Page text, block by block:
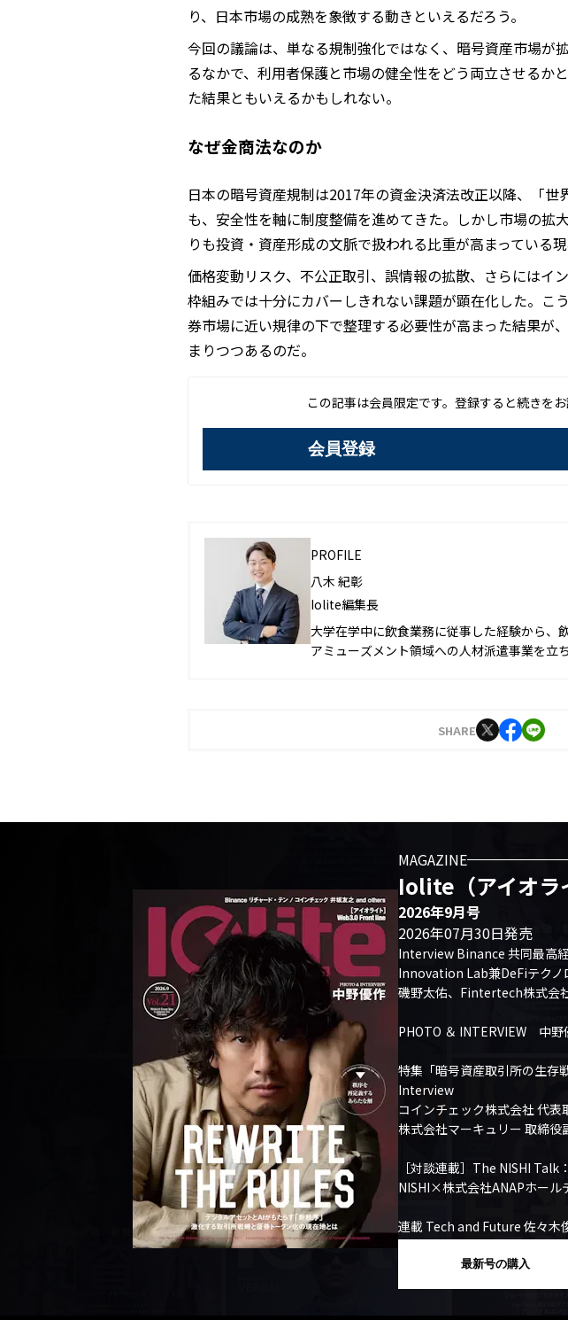
り、日本市場の成熟を象徴する動きといえるだろう。
今回の議論は、単なる規制強化ではなく、暗号資産市場が
るなかで、利用者保護と市場の健全性をどう両立させるか
た結果ともいえるかもしれない。
なぜ金商法なのか
日本の暗号資産規制は2017年の資金決済法改正以降、「世
も、安全性を軸に制度整備を進めてきた。しかし市場の拡
りも投資・資産形成の文脈で扱われる比重が高まっている現
価格変動リスク、不公正取引、誤情報の拡散、さらにはイ
枠組みでは十分にカバーしきれない課題が顕在化した。こ
券市場に近い規律の下で整理する必要性が高まった結果が
まりつつあるのだ。
この記事は会員限定です。登録すると続きをお
会員登録
PROFILE
八木 紀彰
Iolite編集長
大学在学中に飲食業務に従事した経験から、
アミューズメント領域への人材派遣事業を立
SHARE
MAGAZINE
Iolite（アイオラ
2026年9月号
2026年07月30日発売
Interview Binance 共同最高
Innovation Lab兼DeFiテクノ
磯野太佑、Fintertech株式会
PHOTO ＆ INTERVIEW　中野
特集「暗号資産取引所の生存
Interview
コインチェック株式会社 代表
株式会社マーキュリー 取締役
［対談連載］The NISHI
NISHI×株式会社ANAPホール
連載 Tech and Future 佐々
最新号の購入